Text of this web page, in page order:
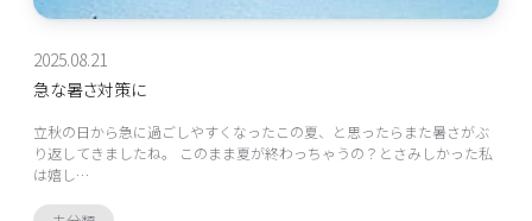
2025.08.21
急な暑さ対策に
立秋の日から急に過ごしやすくなったこの夏、と思ったらまた暑さがぶ
り返してきましたね。 このまま夏が終わっちゃうの？とさみしかった私
は嬉し…